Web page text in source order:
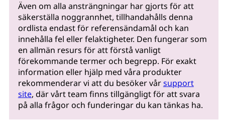
Även om alla ansträngningar har gjorts för att
säkerställa noggrannhet, tillhandahålls denna
ordlista endast för referensändamål och kan
innehålla fel eller felaktigheter. Den fungerar som
en allmän resurs för att förstå vanligt
förekommande termer och begrepp. För exakt
information eller hjälp med våra produkter
rekommenderar vi att du besöker vårsupport
site, där vårt team finns tillgängligt för att svara
på alla frågor och funderingar du kan tänkas ha.